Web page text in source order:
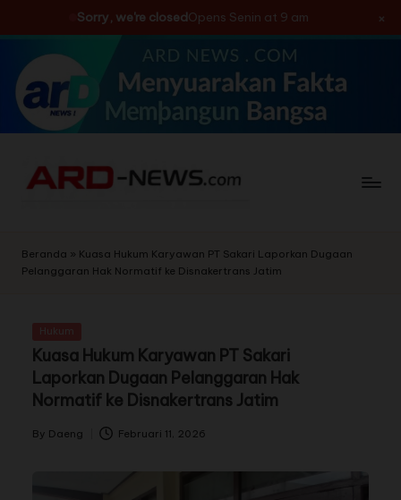
Sorry, we're closedOpens Senin at 9 am ×
Skip
content
Beranda » Kuasa Hukum Karyawan PT Sakari Laporkan Dugaan
Pelanggaran Hak Normatif ke Disnakertrans Jatim
Kuasa Hukum Karyawan PT Sakari
Laporkan Dugaan Pelanggaran Hak
Normatif ke Disnakertrans Jatim
By Daeng Februari 11, 2026